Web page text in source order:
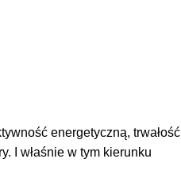
energetyczną, trwałość
I właśnie w tym kierunku